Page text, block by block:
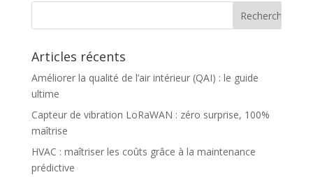
Articles récents
Améliorer la qualité de l’air intérieur (QAI) : le guide
ultime
Capteur de vibration LoRaWAN : zéro surprise, 100%
maîtrise
HVAC : maîtriser les coûts grâce à la maintenance
prédictive